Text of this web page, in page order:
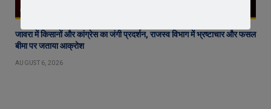
जावरा में किसानों और कांग्रेस का जंगी प्रदर्शन, राजस्व विभाग में भ्रष्टाचार और फसल
बीमा पर जताया आक्रोश
AUGUST 6, 2026